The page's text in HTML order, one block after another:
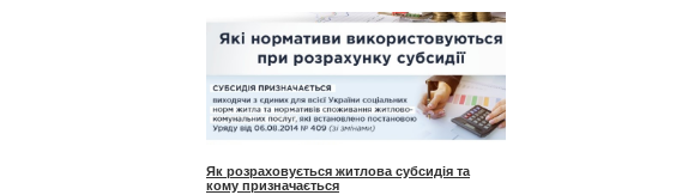
Як розраховується житлова субсидія та
кому призначається